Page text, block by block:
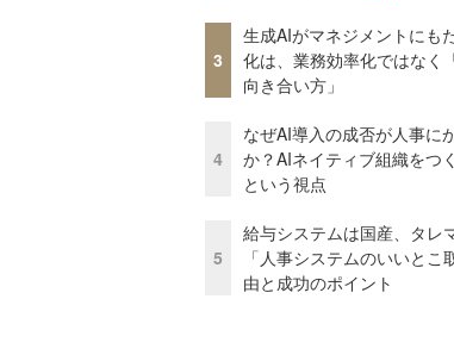
3
生成AIがマネジメントにも
化は、業務効率化ではなく
向き合い方」
4
なぜAI導入の成否が人事に
か？AIネイティブ組織をつ
という視点
5
給与システムは国産、タレ
「人事システムのいいとこ
由と成功のポイント